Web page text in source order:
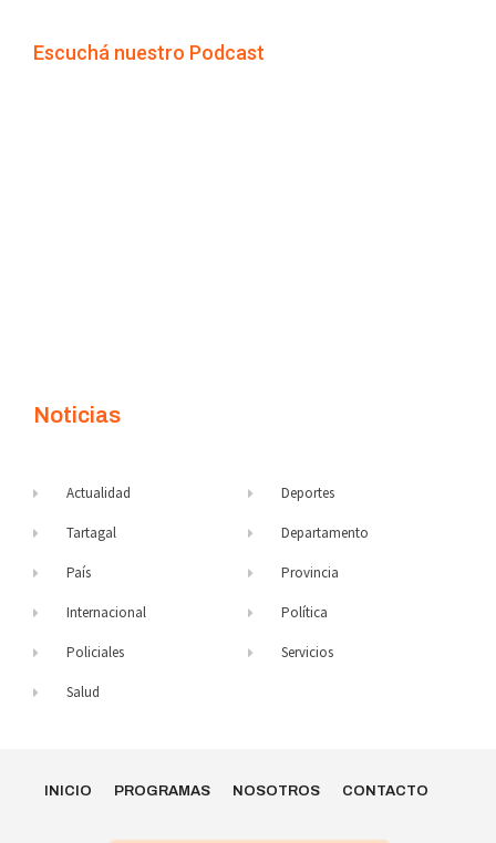
Escuchá nuestro Podcast
Noticias
Actualidad
Tartagal
País
Internacional
Policiales
Salud
Deportes
Departamento
Provincia
Política
Servicios
INICIO PROGRAMAS NOSOTROS CONTACTO